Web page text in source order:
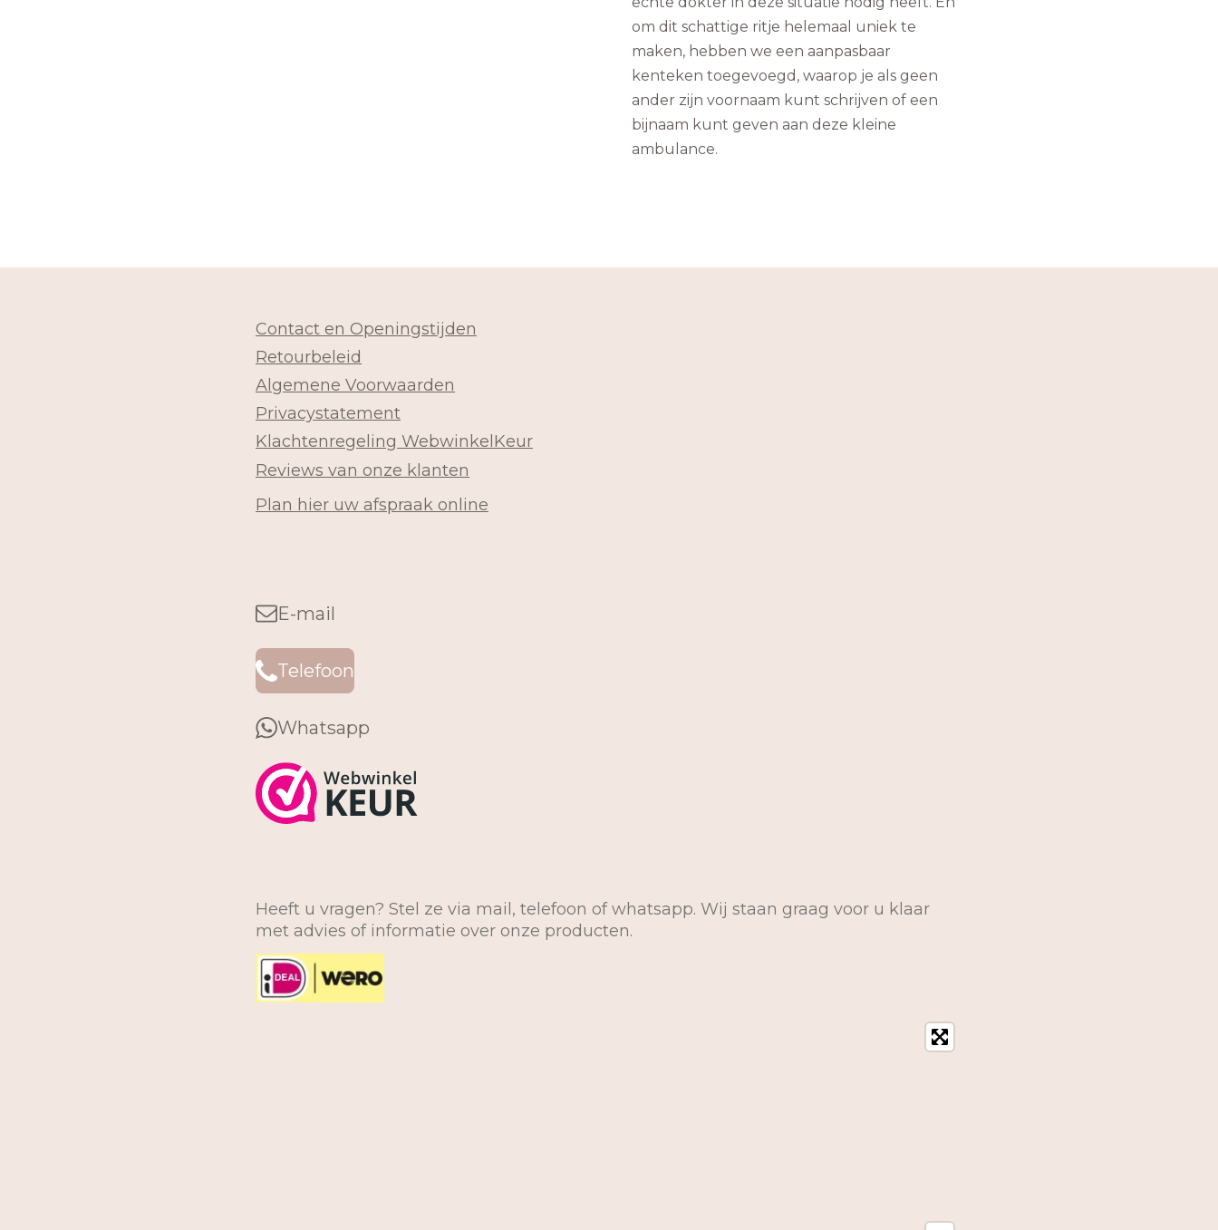
om dit schattige ritje helemaal uniek te
maken, hebben we een aanpasbaar
kenteken toegevoegd, waarop je als geen
ander zijn voornaam kunt schrijven of een
bijnaam kunt geven aan deze kleine
ambulance.
Contact en Openingstijden
Retourbeleid
Algemene Voorwaarden
Privacystatement
Klachtenregeling WebwinkelKeur
Reviews van onze klanten
Plan hier uw afspraak online
E-mail
Telefoon
Whatsapp
Heeft u vragen? Stel ze via mail, telefoon of whatsapp. Wij staan graag voor u klaar
met advies of informatie over onze producten.